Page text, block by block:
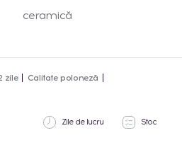
ceramică
zile Calitate poloneză
Zile de lucru Stoc